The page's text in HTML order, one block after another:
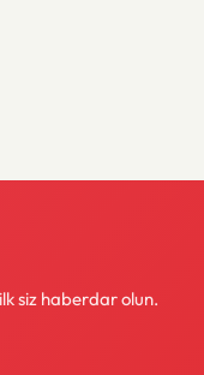
siz haberdar olun.